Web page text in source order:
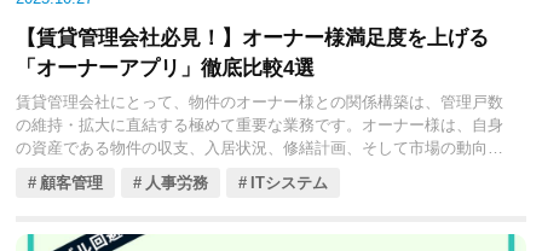
【賃貸管理会社必見！】オーナー様満足度を上げる
「オーナーアプリ」徹底比較4選
賃貸管理会社にとって、物件のオーナー様との関係構築は、管理戸数
の維持・拡大に直結する極めて重要な業務です。オーナー様は、自身
の資産である物件の収支、入居状況、修繕計画、そして市場の動向に
ついて常に高い関心と、時として不安を抱えています。従来のオーナ
ー報告は、紙の書類やメールに頼りがちで、タイムリーな情報提供が
た。
顧客管理 人事労務 ITシステム